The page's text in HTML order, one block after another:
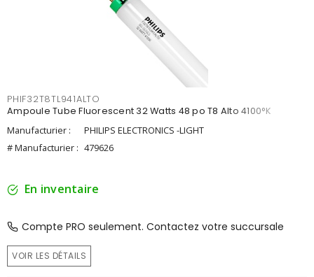
PHIF32T8TL941ALTO
Ampoule Tube Fluorescent 32 Watts 48 po T8 Alto 4100°K
Manufacturier :
PHILIPS ELECTRONICS -LIGHT
# Manufacturier : 479626
En inventaire
Compte PRO seulement. Contactez votre succursale
VOIR LES DÉTAILS